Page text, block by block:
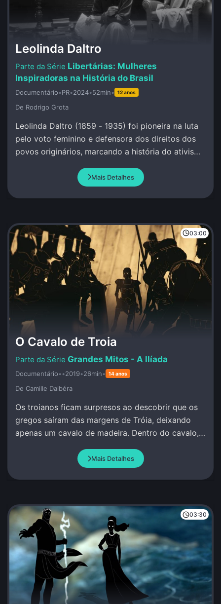
Leolinda Daltro
Libertárias: Mulheres
Inspiradoras na História do Brasil
Documentário•PR•2024•52min• 12 anos
De Rodrigo Grota
Leolinda Daltro (1859 - 1935) foi pioneira na luta
pelo voto feminino e defensora dos direitos dos
povos originários, marcando a história do ativismo
Mais Detalhes
03:00
O Cavalo de Troia
Grandes Mitos - A Ilíada
Documentário••2019•26min• 14 anos
De Camille Dalbéra
Os troianos ficam surpresos ao descobrir que os
gregos saíram das margens de Tróia, deixando
apenas um cavalo de madeira. Dentro do cavalo,
Mais Detalhes
03:30